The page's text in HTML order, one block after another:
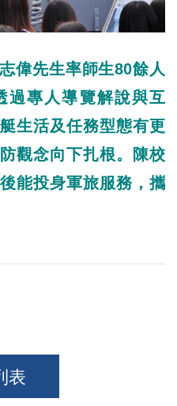
偉先生率師生80餘人
過專人導覽解說與互
生活及任務型態有更
觀念向下扎根。陳校
能投身軍旅服務，攜
表